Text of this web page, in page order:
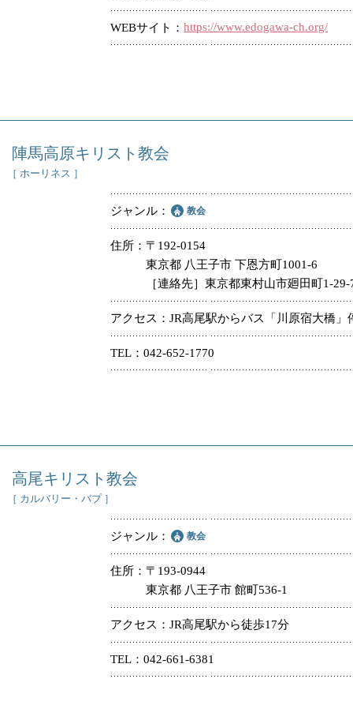
WEBサイト https://www.edogawa-ch.org/
陣馬高原キリスト教会
［ ホーリネス ］
ジャンル 教会
住所
〒192-0154
東京都 八王子市 下恩方町1001-6
［連絡先］東京都東村山市廻田町1-
アクセス JR高尾駅からバス「川原宿大橋」
TEL 042-652-1770
高尾キリスト教会
［ カルバリー・バプ ］
ジャンル 教会
住所
〒193-0944
東京都 八王子市 館町536-1
アクセス JR高尾駅から徒歩17分
TEL 042-661-6381